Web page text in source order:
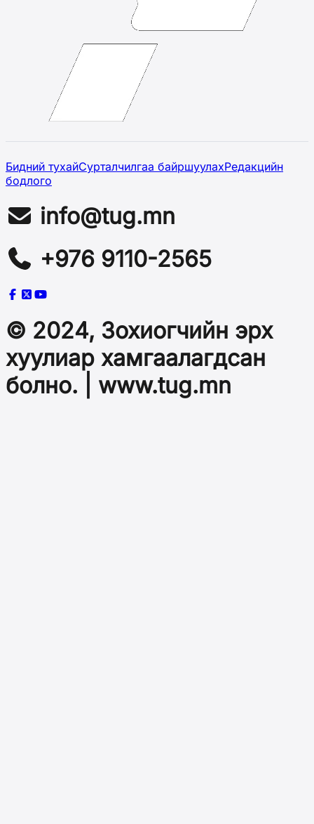
Бидний тухайСурталчилгаа байршуулахРедакцийн
бодлого
info@tug.mn
+976 9110-2565
© 2024, Зохиогчийн эрх
хуулиар хамгаалагдсан
болно. | www.tug.mn